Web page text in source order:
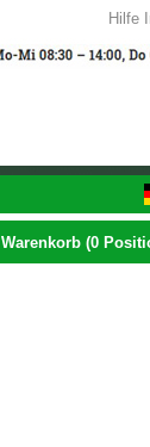
Hilfe
Warenkorb (0